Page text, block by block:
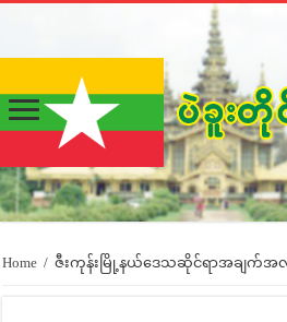
Home / ဇီးကုန်းမြို့နယ်ဒေသဆိုင်ရာအချက်အလ